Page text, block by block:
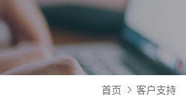
首页 客户支持